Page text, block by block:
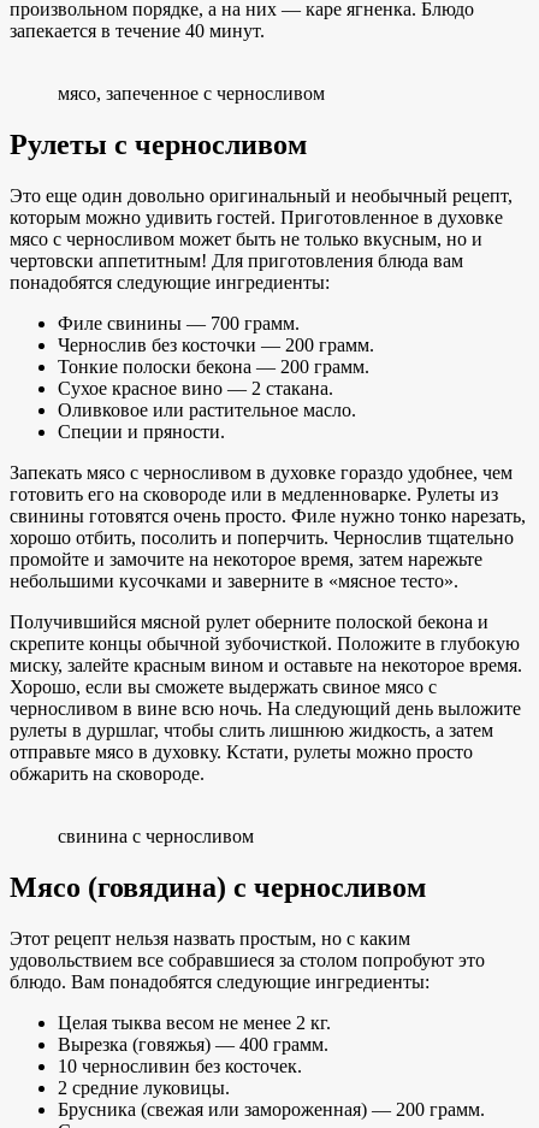
произвольном порядке, а на них — каре ягненка. Блюдо
запекается в течение 40 минут.
мясо, запеченное с черносливом
Рулеты с черносливом
Это еще один довольно оригинальный и необычный рецепт,
которым можно удивить гостей. Приготовленное в духовке
мясо с черносливом может быть не только вкусным, но и
чертовски аппетитным! Для приготовления блюда вам
понадобятся следующие ингредиенты:
Филе свинины — 700 грамм.
Чернослив без косточки — 200 грамм.
Тонкие полоски бекона — 200 грамм.
Сухое красное вино — 2 стакана.
Оливковое или растительное масло.
Специи и пряности.
Запекать мясо с черносливом в духовке гораздо удобнее, чем
готовить его на сковороде или в медленноварке. Рулеты из
свинины готовятся очень просто. Филе нужно тонко нарезать,
хорошо отбить, посолить и поперчить. Чернослив тщательно
промойте и замочите на некоторое время, затем нарежьте
небольшими кусочками и заверните в «мясное тесто».
Получившийся мясной рулет оберните полоской бекона и
скрепите концы обычной зубочисткой. Положите в глубокую
миску, залейте красным вином и оставьте на некоторое время.
Хорошо, если вы сможете выдержать свиное мясо с
черносливом в вине всю ночь. На следующий день выложите
рулеты в дуршлаг, чтобы слить лишнюю жидкость, а затем
отправьте мясо в духовку. Кстати, рулеты можно просто
обжарить на сковороде.
свинина с черносливом
Мясо (говядина) с черносливом
Этот рецепт нельзя назвать простым, но с каким
удовольствием все собравшиеся за столом попробуют это
блюдо. Вам понадобятся следующие ингредиенты:
Целая тыква весом не менее 2 кг.
Вырезка (говяжья) — 400 грамм.
10 черносливин без косточек.
2 средние луковицы.
Брусника (свежая или замороженная) — 200 грамм.